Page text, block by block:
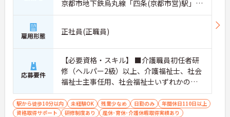
京都市地下鉄烏丸線「四条(京都市営)駅」徒
歩7分
雇用形態 正社員(正職員)
応募要件
【必要資格・スキル】 ■介護職員初任者研
修（ヘルパー2級）以上、介護福祉士、社会
福祉士主事任用、社会福祉士いずれかの資
格をお持ちの方 ■普通自動車運転免許（AT
限定可）
駅から徒歩10分以内 未経験OK 残業少なめ 日勤のみ
年間休日110日以上
資格取得サポート
研修制度あり
産休･育休･介護休暇取得実績あり